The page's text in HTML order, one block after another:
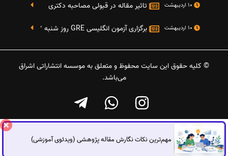
تاثیر مقاله در قبولی مصاحبه دکتری
برگزاری آزمون انگلیسی GRE روز شنبه 27 شهریور(مقارن با 17 سپتامبر 2016)
© کلیه حقوق این سایت محفوظ و متعلق به موسسه انتشاراتی اشراق
می‌باشد.
مهم‌ترین نکات نگارش مقاله پژوهشی (ویدئوی آموزشی)
گفتگوی آنلاین